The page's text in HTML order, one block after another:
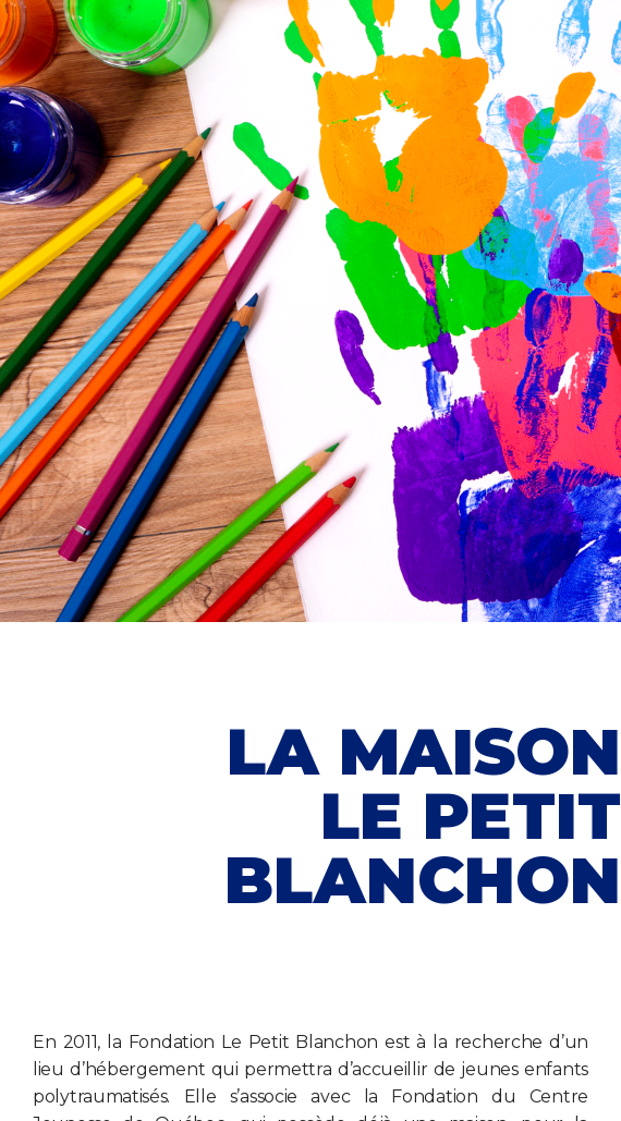
LA MAISON
LE PETIT
BLANCHON
En 2011, la Fondation Le Petit Blanchon est à la recherche d’un
lieu d’hébergement qui permettra d’accueillir de jeunes enfants
polytraumatisés. Elle s’associe avec la Fondation du Centre